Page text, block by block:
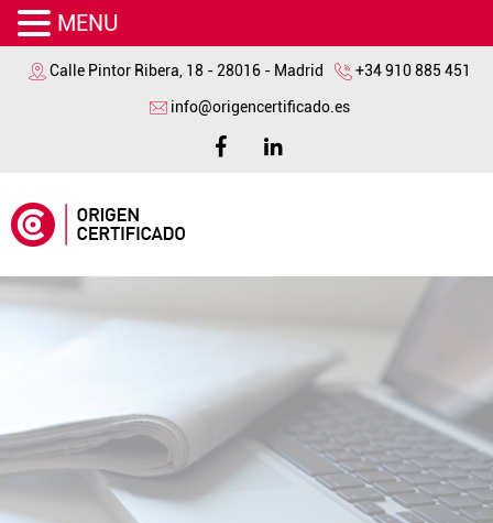
Calle Pintor Ribera, 18 - 28016 - Madrid +34 910 885 451
info@origencertificado.es
MENU